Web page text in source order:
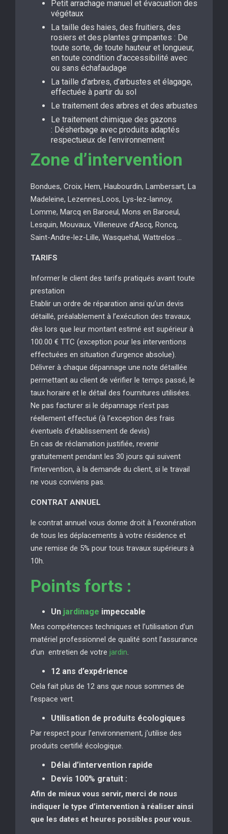
Petit arrachage manuel et évacuation des
végétaux
La taille des haies, des fruitiers, des
rosiers et des plantes grimpantes : De
toute sorte, de toute hauteur et longueur,
en toute condition d’accessibilité avec
ou sans échafaudage
La taille d’arbres, d’arbustes et élagage,
effectuée à partir du sol
Le traitement des arbres et des arbustes
Le traitement chimique des gazons
: Désherbage avec produits adaptés
respectueux de l’environnement
Zone d’intervention
Bondues, Croix, Hem, Haubourdin, Lambersart, La
Madeleine, Lezennes,Loos, Lys-lez-lannoy,
Lomme, Marcq en Baroeul, Mons en Baroeul,
Lesquin, Mouvaux, Villeneuve d’Ascq, Roncq,
Saint-Andre-lez-Lille, Wasquehal, Wattrelos …
TARIFS
Informer le client des tarifs pratiqués avant toute
prestation
Etablir un ordre de réparation ainsi qu’un devis
détaillé, préalablement à l’exécution des travaux,
dès lors que leur montant estimé est supérieur à
100.00 € TTC (exception pour les interventions
effectuées en situation d’urgence absolue).
Délivrer à chaque dépannage une note détaillée
permettant au client de vérifier le temps passé, le
taux horaire et le détail des fournitures utilisées.
Ne pas facturer si le dépannage n’est pas
réellement effectué (à l’exception des frais
éventuels d’établissement de devis)
En cas de réclamation justifiée, revenir
gratuitement pendant les 30 jours qui suivent
l’intervention, à la demande du client, si le travail
ne vous conviens pas.
CONTRAT ANNUEL
le contrat annuel vous donne droit à l’exonération
de tous les déplacements à votre résidence et
une remise de 5% pour tous travaux supérieurs à
10h.
Points forts :
Un jardinage impeccable
Mes compétences techniques et l’utilisation d’un
matériel professionnel de qualité sont l’assurance
d’un entretien de votre jardin
12 ans d’expérience
Cela fait plus de 12 ans que nous sommes de
l’espace vert.
Utilisation de produits écologiques
Par respect pour l’environnement, j’utilise des
produits certifié écologique.
Délai d’intervention rapide
Devis 100% gratuit :
Afin de mieux vous servir, merci de nous
indiquer le type d’intervention à réaliser ainsi
que les dates et heures possibles pour vous.